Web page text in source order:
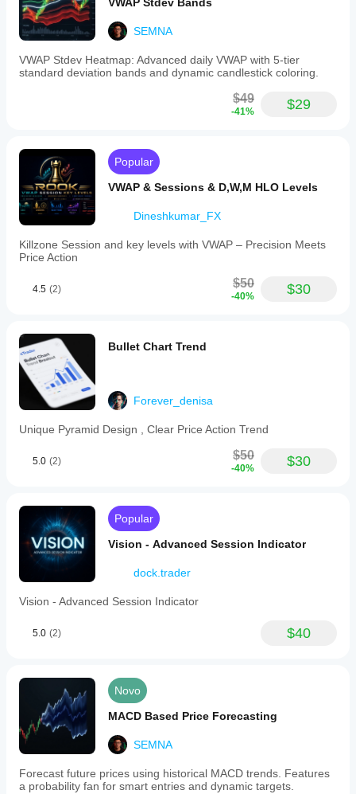
estratégia.
SEMNA
VWAP Stdev Heatmap: Advanced daily VWAP with 5-tier
standard deviation bands and dynamic candlestick coloring.
$49
-41% $29
Popular
VWAP & Sessions & D,W,M HLO Levels
Dineshkumar_FX
Killzone Session and key levels with VWAP – Precision Meets
Price Action
4.5 (2) $50
-40% $30
Bullet Chart Trend
Forever_denisa
Unique Pyramid Design , Clear Price Action Trend
5.0 (2) $50
-40% $30
Popular
Vision - Advanced Session Indicator
dock.trader
Vision - Advanced Session Indicator
5.0 (2) $40
Novo
MACD Based Price Forecasting
SEMNA
Forecast future prices using historical MACD trends. Features
a probability fan for smart entries and dynamic targets.